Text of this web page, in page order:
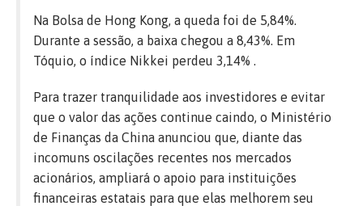
Na Bolsa de Hong Kong, a queda foi de 5,84%.
Durante a sessão, a baixa chegou a 8,43%. Em
Tóquio, o índice Nikkei perdeu 3,14% .
Para trazer tranquilidade aos investidores e evitar
que o valor das ações continue caindo, o Ministério
de Finanças da China anunciou que, diante das
incomuns oscilações recentes nos mercados
acionários, ampliará o apoio para instituições
financeiras estatais para que elas melhorem seu